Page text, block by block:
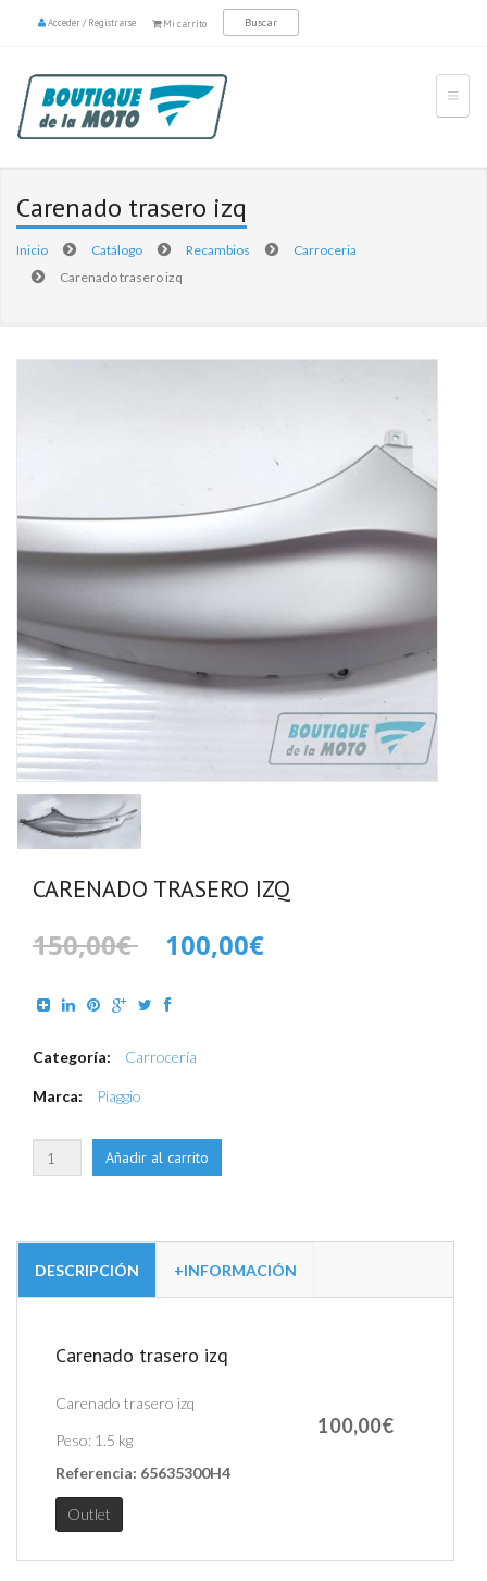
Mi carrito
Acceder/Registrarse
Carenado trasero izq
Inicio Catálogo Recambios
Carroceria
Carenado trasero izq
CARENADO TRASERO IZQ
150,00€ 100,00€
Categoría: Carrocería
Marca: Piaggio
DESCRIPCIÓN +INFORMACIÓN
Carenado trasero izq
100,00€
Referencia: 65635300H4
Carenado trasero izq
Peso: 1.5 kg
Outlet